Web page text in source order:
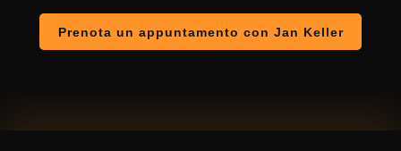
Prenota un appuntamento con Jan Keller